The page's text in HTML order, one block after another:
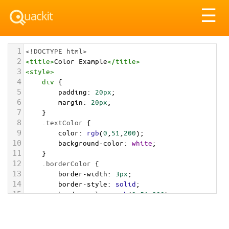
☰
1 <!DOCTYPE html>
2 <title>Color Example</title>
3 <style>
4 div {
5 padding: 20px;
6 margin: 20px;
7 }
8 .textColor {
9 color: rgb(0 51 200);
10 background-color: white;
11 }
12 .borderColor {
13 border-width: 3px;
14 border-style: solid;
15 border-color: rgb(0,51,200);